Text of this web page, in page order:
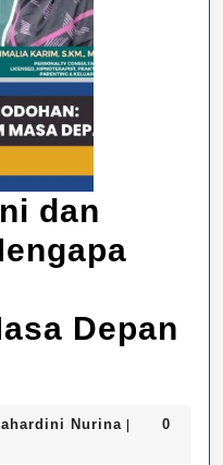
dan
Depan
Nurina Rahardini
0